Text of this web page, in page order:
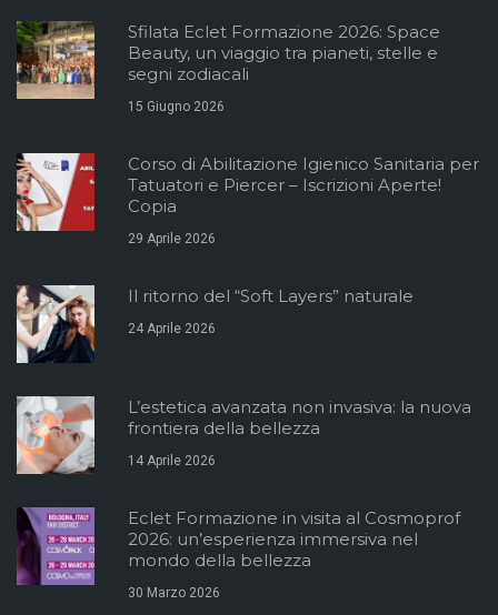
Sfilata Eclet Formazione 2026: Space
Beauty, un viaggio tra pianeti, stelle e
segni zodiacali
15 Giugno 2026
Corso di Abilitazione Igienico Sanitaria per
Tatuatori e Piercer – Iscrizioni Aperte!
Copia
29 Aprile 2026
Il ritorno del “Soft Layers” naturale
24 Aprile 2026
L’estetica avanzata non invasiva: la nuova
frontiera della bellezza
14 Aprile 2026
Eclet Formazione in visita al Cosmoprof
2026: un’esperienza immersiva nel
mondo della bellezza
30 Marzo 2026